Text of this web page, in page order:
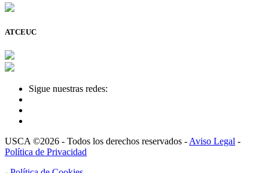
ATCEUC
Sigue nuestras redes:
USCA ©2026 - Todos los derechos reservados - Aviso Legal -
Política de Privacidad